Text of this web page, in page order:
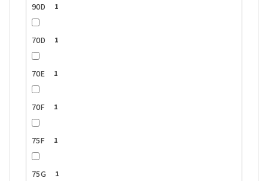
90D 1
70D 1
70E 1
70F 1
75F 1
75G 1